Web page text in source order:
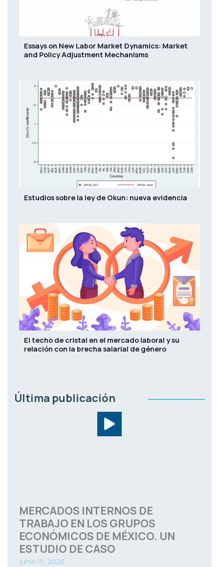
Essays on New Labor Market Dynamics: Market
and Policy Adjustment Mechanisms
Estudios sobre la ley de Okun: nueva evidencia
El techo de cristal en el mercado laboral y su
relación con la brecha salarial de género
Última publicación
MERCADOS INTERNOS DE
TRABAJO EN LOS GRUPOS
ECONÓMICOS DE MÉXICO. UN
ESTUDIO DE CASO
junio 15, 2026